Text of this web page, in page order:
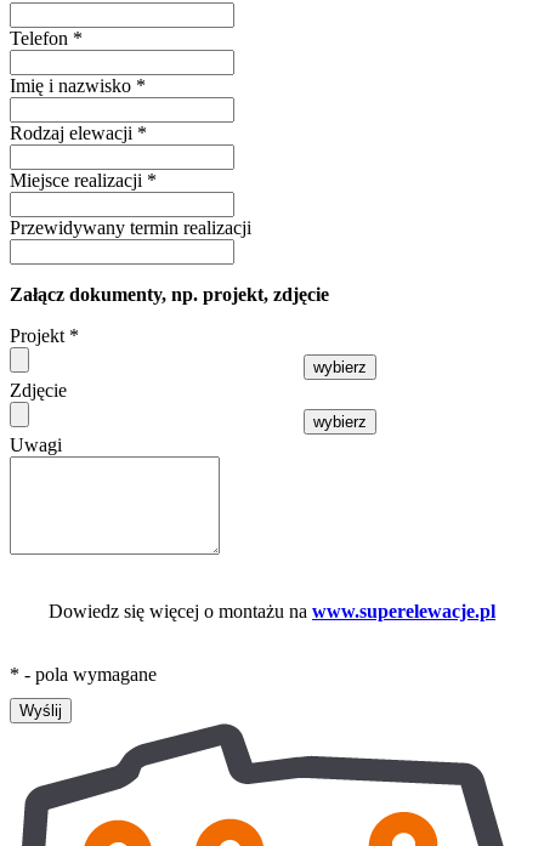
Telefon *
Imię i nazwisko *
Rodzaj elewacji *
Miejsce realizacji *
Przewidywany termin realizacji
Załącz dokumenty, np. projekt, zdjęcie
Projekt *
wybierz
Zdjęcie
wybierz
Uwagi
Dowiedz się więcej o montażu na www.superelewacje.pl
* - pola wymagane
Wyślij